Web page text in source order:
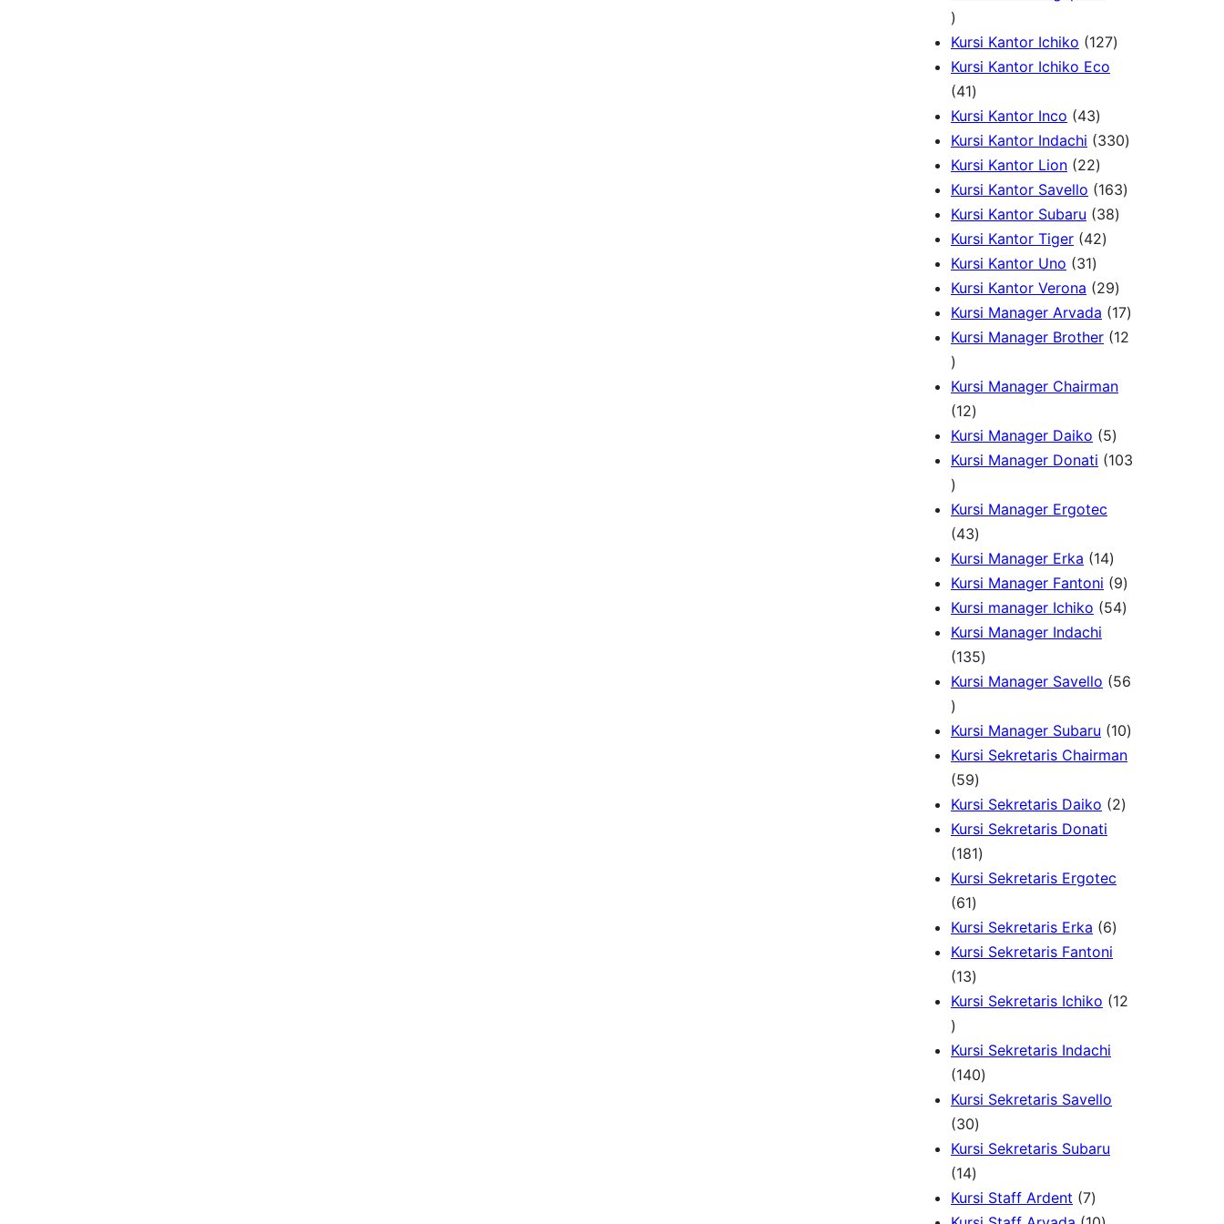
u
k
r
o
d
u
k
1
9
P
r
o
d
u
k
Kursi Kantor Ichiko 1271
r
d
u
Kursi Kantor Ichiko Eco
414
1
P
r
o
d
u
k
Kursi Kantor Inco 434
3
P
r
o
d
u
k
Kursi Kantor Indachi 3303
0
u
k
Kursi Kantor Lion 222
2
P
r
o
d
u
k
Kursi Kantor Savello 1631
o
d
Kursi Kantor Subaru 383
r
o
d
k
Kursi Kantor Tiger 424
P
o
u
Kursi Kantor Uno 313
1
P
r
d
k
Kursi Kantor Verona 292
9
P
o
u
k
Kursi Manager Arvada 171
7
u
Kursi Manager Brother 12
1
2
P
r
o
d
u
k
Kursi Manager Chairman
121
2
P
o
d
u
k
Kursi Manager Daiko 55
P
u
k
Kursi Manager Donati
103
1
0
3
P
r
o
d
u
k
Kursi Manager Ergotec
434
3
P
r
o
d
u
Kursi Manager Erka 141
4
P
d
k
Kursi Manager Fantoni 99
P
d
k
Kursi manager Ichiko 545
r
d
u
Kursi Manager Indachi
1351
3
P
r
d
u
k
Kursi Manager Savello
56
5
6
P
r
o
d
u
k
Kursi Manager Subaru 101
0
Kursi Sekretaris Chairman
595
9
P
r
o
d
u
k
Kursi Sekretaris Daiko 22
Kursi Sekretaris Donati
1811
8
P
r
d
k
Kursi Sekretaris Ergotec
616
1
P
r
o
u
k
Kursi Sekretaris Erka 66
P
o
Kursi Sekretaris Fantoni
131
3
r
o
d
u
k
Kursi Sekretaris Ichiko
12
1
2
P
r
o
d
u
k
Kursi Sekretaris Indachi
1401
4
P
o
Kursi Sekretaris Savello
303
0
P
r
Kursi Sekretaris Subaru
141
4
Kursi Staff Ardent 77